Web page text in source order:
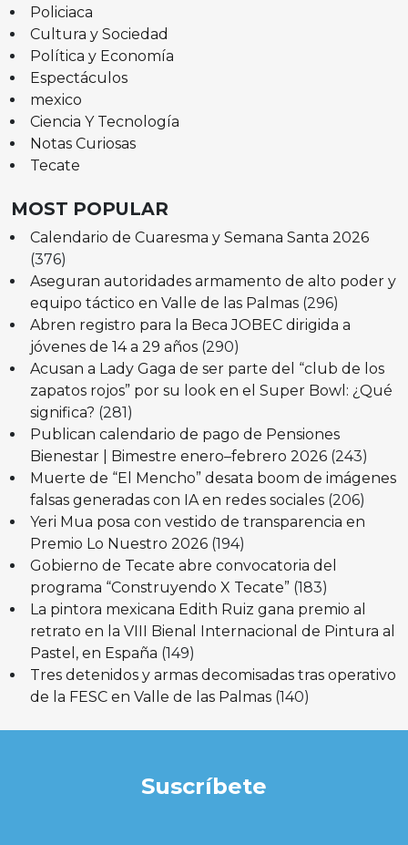
Policiaca
Cultura y Sociedad
Política y Economía
Espectáculos
mexico
Ciencia Y Tecnología
Notas Curiosas
Tecate
MOST POPULAR
Calendario de Cuaresma y Semana Santa 2026
(376)
Aseguran autoridades armamento de alto poder y
equipo táctico en Valle de las Palmas (296)
Abren registro para la Beca JOBEC dirigida a
jóvenes de 14 a 29 años (290)
Acusan a Lady Gaga de ser parte del “club de los
zapatos rojos” por su look en el Super Bowl: ¿Qué
significa? (281)
Publican calendario de pago de Pensiones
Bienestar | Bimestre enero–febrero 2026 (243)
Muerte de “El Mencho” desata boom de imágenes
falsas generadas con IA en redes sociales (206)
Yeri Mua posa con vestido de transparencia en
Premio Lo Nuestro 2026 (194)
Gobierno de Tecate abre convocatoria del
programa “Construyendo X Tecate” (183)
La pintora mexicana Edith Ruiz gana premio al
retrato en la VIII Bienal Internacional de Pintura al
Pastel, en España (149)
Tres detenidos y armas decomisadas tras operativo
de la FESC en Valle de las Palmas (140)
Suscríbete